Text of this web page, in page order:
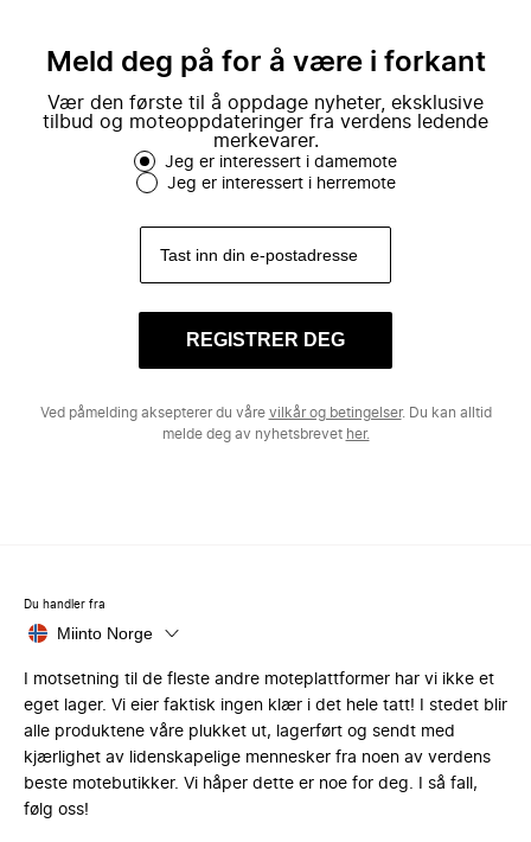
Meld deg på for å være i forkant
Vær den første til å oppdage nyheter, eksklusive
tilbud og moteoppdateringer fra verdens ledende
merkevarer.
Jeg er interessert i damemote
Jeg er interessert i herremote
REGISTRER DEG
Ved påmelding aksepterer du våre vilkår og betingelser. Du kan alltid
melde deg av nyhetsbrevet her.
Du handler fra
Miinto Norge
I motsetning til de fleste andre moteplattformer har vi ikke et
eget lager. Vi eier faktisk ingen klær i det hele tatt! I stedet blir
alle produktene våre plukket ut, lagerført og sendt med
kjærlighet av lidenskapelige mennesker fra noen av verdens
beste motebutikker. Vi håper dette er noe for deg. I så fall,
følg oss!